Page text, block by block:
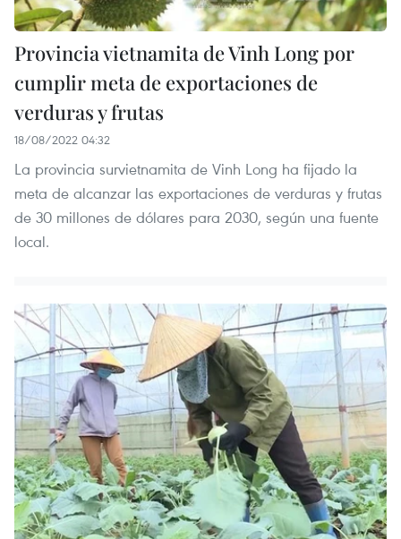
Provincia vietnamita de Vinh Long por
cumplir meta de exportaciones de
verduras y frutas
18/08/2022 04:32
La provincia survietnamita de Vinh Long ha fijado la
meta de alcanzar las exportaciones de verduras y frutas
de 30 millones de dólares para 2030, según una fuente
local.